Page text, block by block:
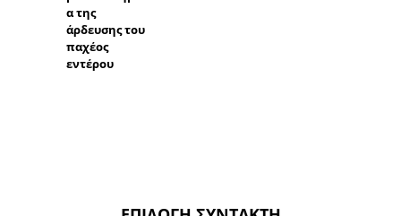
α της
άρδευσης του
παχέος
εντέρου